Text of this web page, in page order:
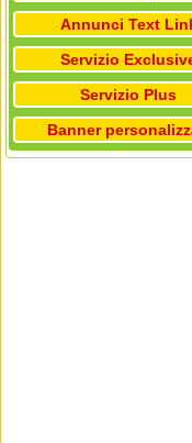
Annunci Text
Servizio
Servizio Plus
Banner